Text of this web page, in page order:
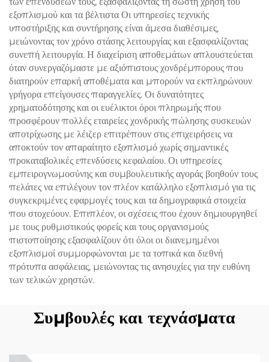
εξοπλισμού και τα βέλτιστα Οι υπηρεσίες τεχνικής
υποστήριξης και συντήρησης είναι άμεσα διαθέσιμες,
μειώνοντας τον χρόνο στάσης λειτουργίας και εξασφαλίζοντας
συνεπή λειτουργία. Η διαχείριση αποθεμάτων απλουστεύεται
όταν συνεργαζόμαστε με αξιόπιστους χονδρέμπορους που
διατηρούν επαρκή αποθέματα και μπορούν να εκπληρώνουν
γρήγορα επείγουσες παραγγελίες. Οι δυνατότητες
χρηματοδότησης και οι ευέλικτοι όροι πληρωμής που
προσφέρουν πολλές εταιρείες χονδρικής πώλησης συσκευών
αποτρίχωσης με λέιζερ επιτρέπουν στις επιχειρήσεις να
αποκτούν τον απαραίτητο εξοπλισμό χωρίς σημαντικές
προκαταβολικές επενδύσεις κεφαλαίου. Οι υπηρεσίες
εμπειρογνωμοσύνης και συμβουλευτικής αγοράς βοηθούν τους
πελάτες να επιλέγουν τον πλέον κατάλληλο εξοπλισμό για τις
συγκεκριμένες εφαρμογές τους και τα δημογραφικά στοιχεία
που στοχεύουν. Επιπλέον, οι σχέσεις που έχουν δημιουργηθεί
με τους ρυθμιστικούς φορείς και τους οργανισμούς
πιστοποίησης εξασφαλίζουν ότι όλοι οι διανεμημένοι
εξοπλισμοί συμμορφώνονται με τα τοπικά και διεθνή
πρότυπα ασφάλειας, μειώνοντας τις ανησυχίες για την ευθύνη
των τελικών χρηστών.
Συμβουλές και τεχνάσματα